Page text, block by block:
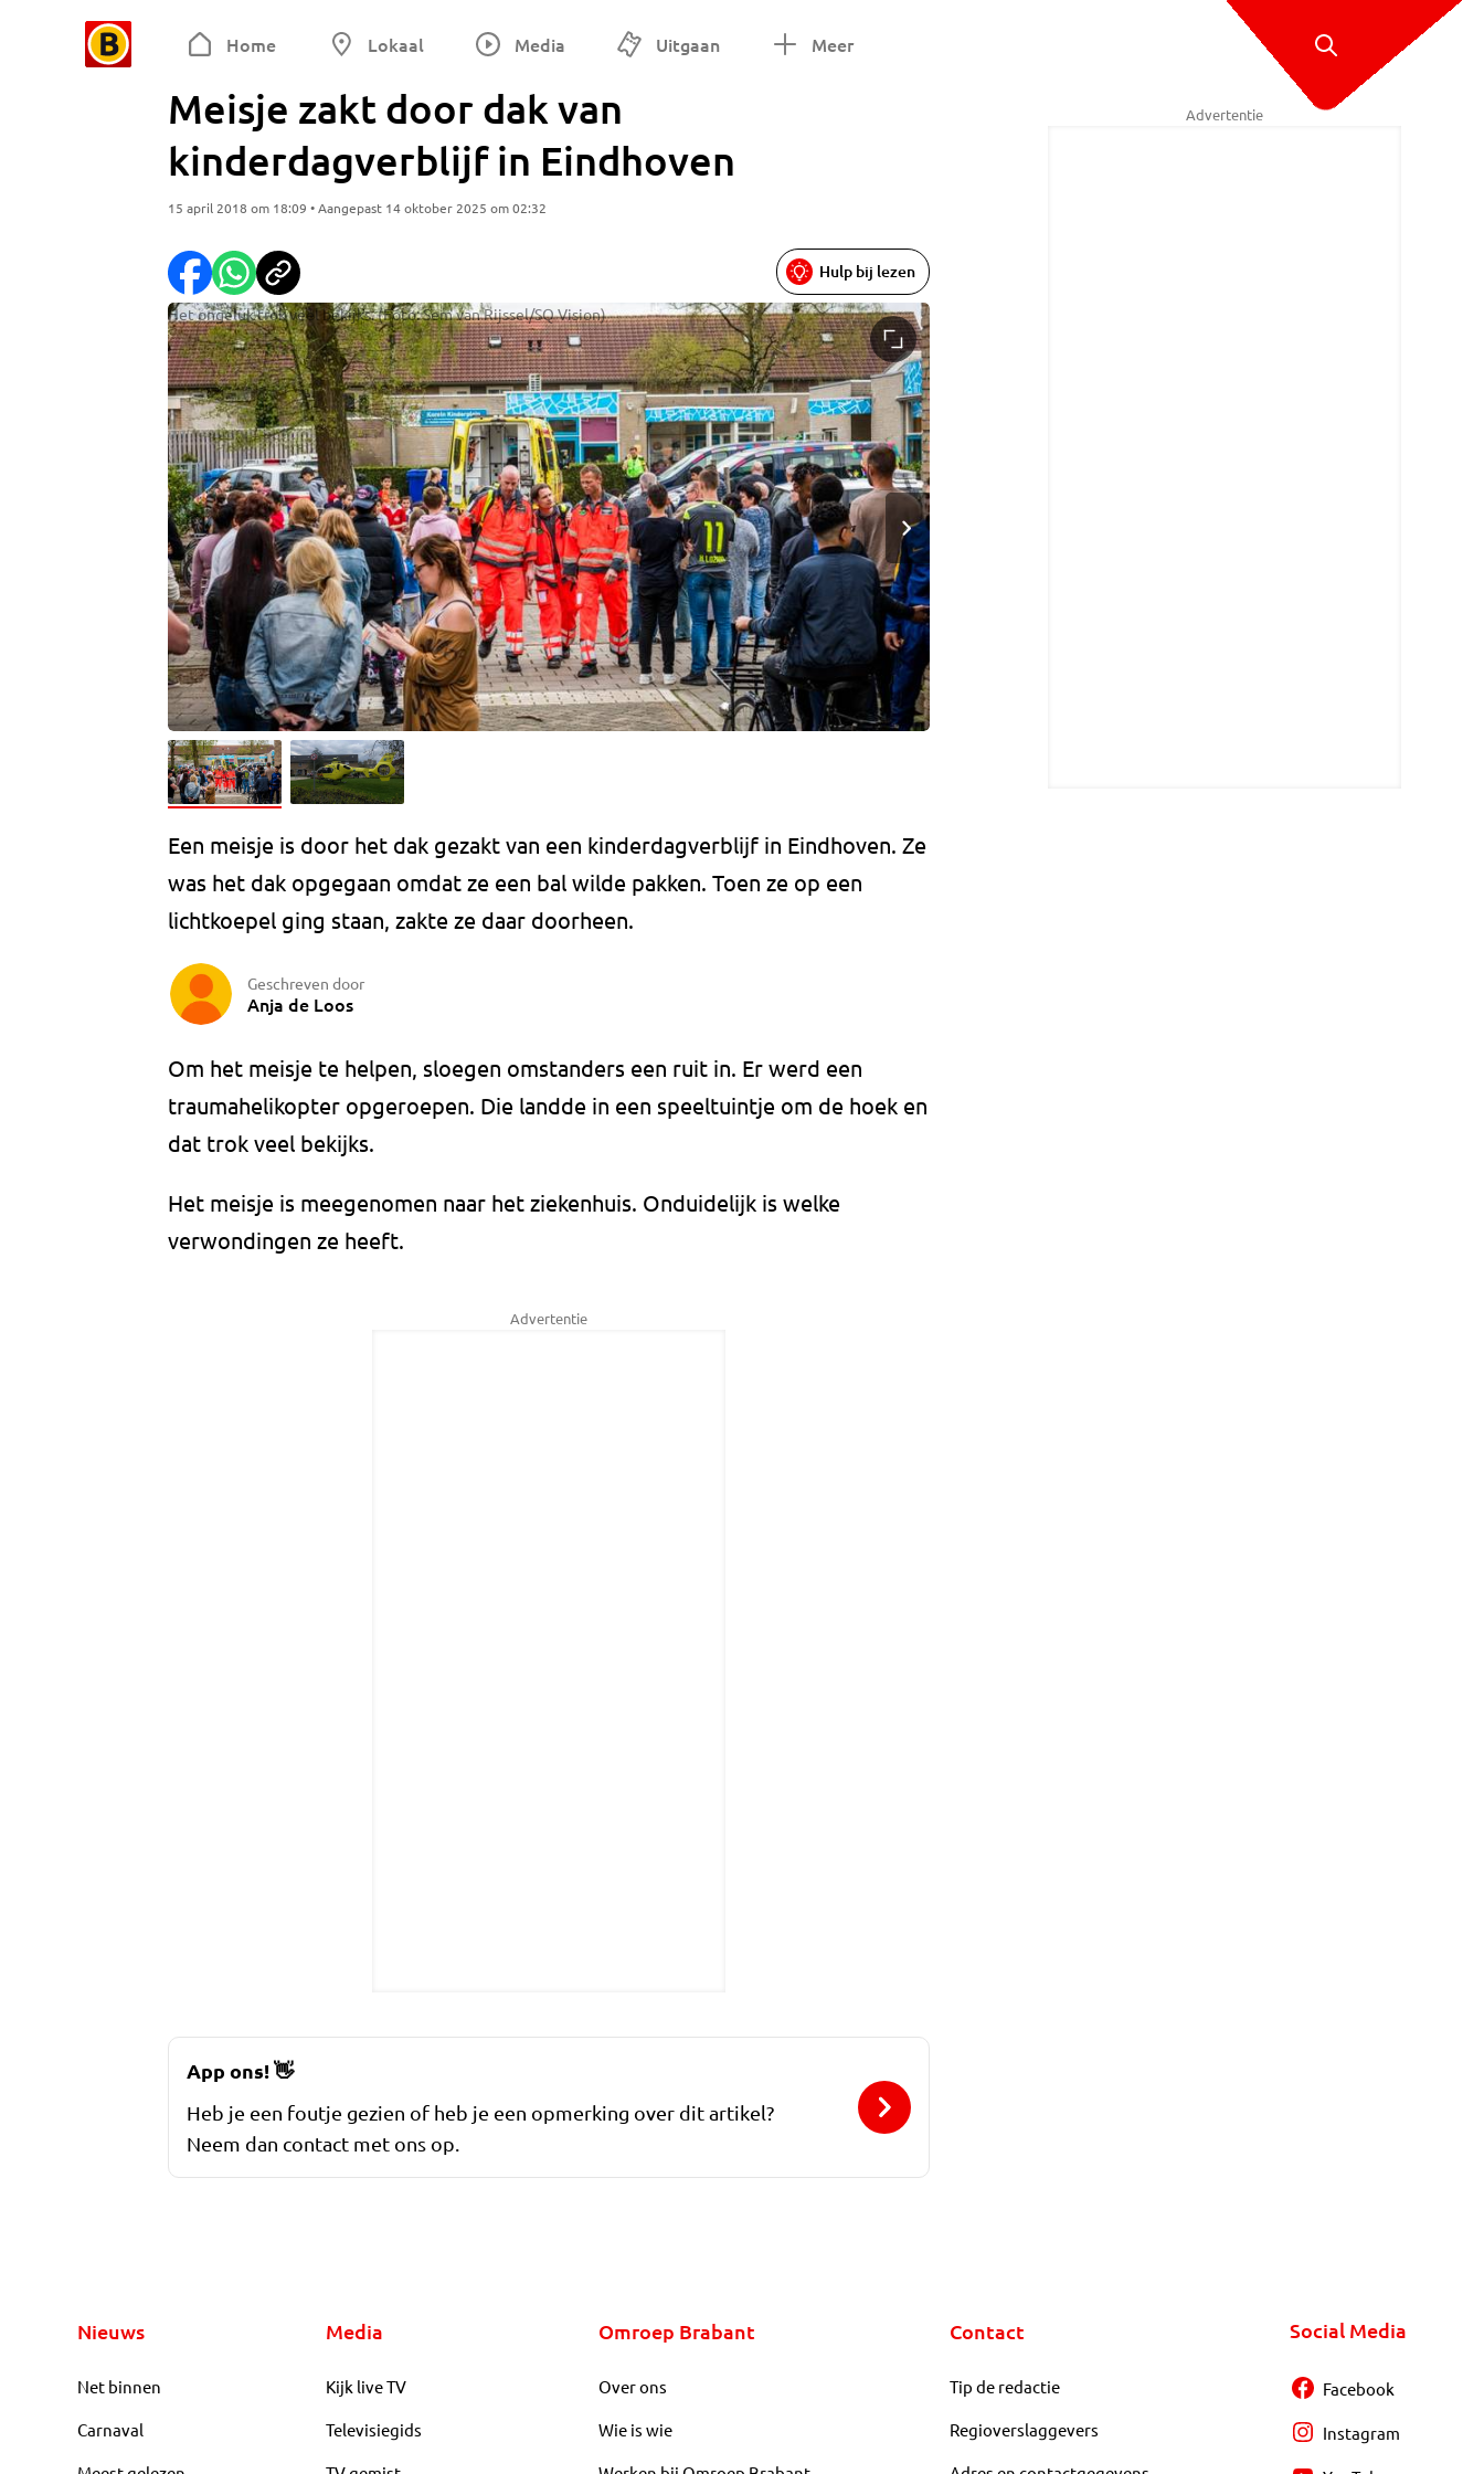
Home Lokaal Media Uitgaan Meer
Meisje zakt door dak van
kinderdagverblijf in Eindhoven
15 april 2018 om 18:09 • Aangepast 14 oktober 2025 om 02:32
Het ongeluk trok veel bekijks. (Foto: Sem van Rijssel/SQ Vision)
Hulp bij lezen
Een meisje is door het dak gezakt van een kinderdagverblijf in Eindhoven. Ze
was het dak opgegaan omdat ze een bal wilde pakken. Toen ze op een
lichtkoepel ging staan, zakte ze daar doorheen.
Geschreven door
Anja de Loos
Om het meisje te helpen, sloegen omstanders een ruit in. Er werd een
traumahelikopter opgeroepen. Die landde in een speeltuintje om de hoek en
dat trok veel bekijks.
Het meisje is meegenomen naar het ziekenhuis. Onduidelijk is welke
verwondingen ze heeft.
Advertentie
Advertentie
App ons!👋
Heb je een foutje gezien of heb je een opmerking over dit artikel?
Neem dan contact met ons op.
Nieuws
Net binnen
Carnaval
Media
Kijk live TV
Televisiegids
Omroep Brabant
Over ons
Wie is wie
Contact
Tip de redactie
Regioverslaggevers
Social Media
Facebook
Instagram